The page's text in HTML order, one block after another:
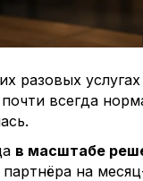
разовых
всегда
в масштабе
партнёра на